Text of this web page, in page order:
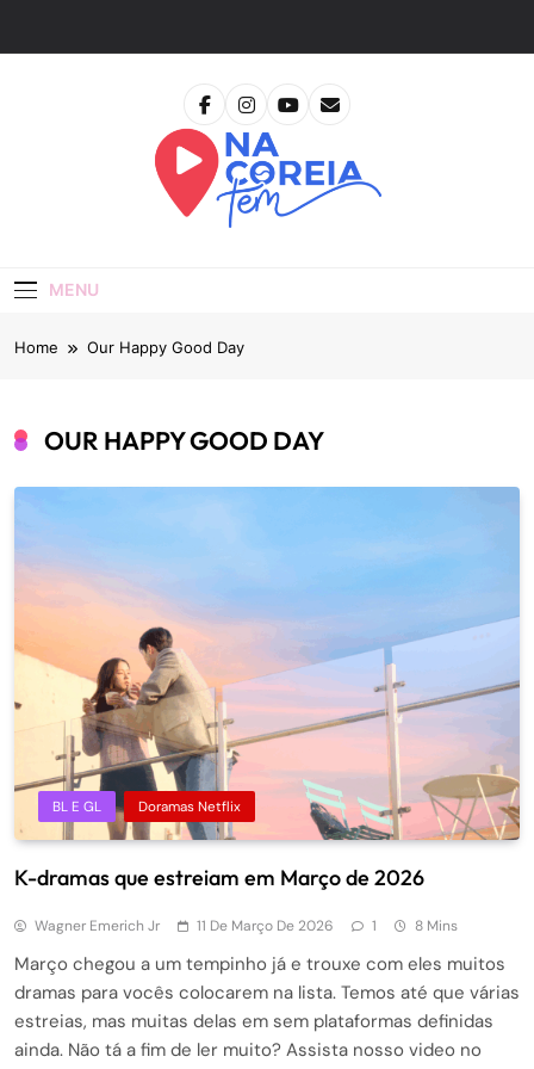
MENU
Home Our Happy Good Day
OUR HAPPY GOOD DAY
BL E GL Doramas Netflix
K-dramas que estreiam em Março de 2026
Wagner Emerich Jr 11 De Março De 2026 1 8 Mins
Março chegou a um tempinho já e trouxe com eles muitos
dramas para vocês colocarem na lista. Temos até que várias
estreias, mas muitas delas em sem plataformas definidas
ainda. Não tá a fim de ler muito? Assista nosso video no